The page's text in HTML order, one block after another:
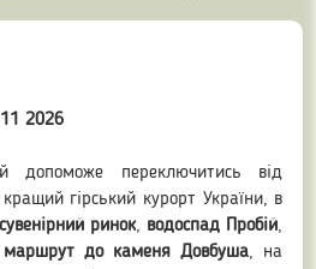
2026
допоможе переключитись від
гірський курорт України, в
сувенірний ринок, водоспад Пробій,
маршрут до каменя Довбуша, на